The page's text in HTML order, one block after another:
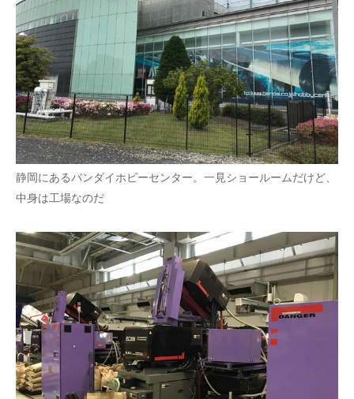
静岡にあるバンダイホビーセンター。一見ショールームだけど、
中身は工場なのだ